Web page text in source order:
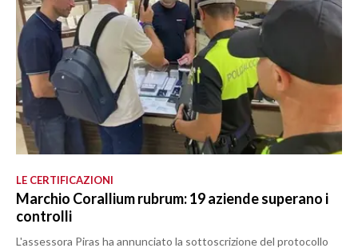
LE CERTIFICAZIONI
Marchio Corallium rubrum: 19 aziende superano i
controlli
L'assessora Piras ha annunciato la sottoscrizione del protocollo